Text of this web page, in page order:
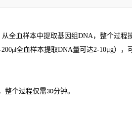
全血样本中提取基因组DNA，整个过程
200μl全血样本提取DNA量可达2-10μg），
整个过程仅需30分钟。